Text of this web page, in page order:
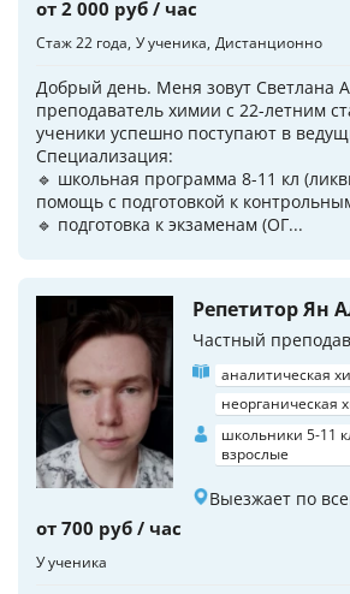
от 2 000 руб / час
Стаж 22 года У ученика Дистанционно
Добрый день. Меня зовут Светлана
преподаватель химии с 22-летним
ученики успешно поступают в
Специализация:
🔹 школьная программа 8-11 кл
помощь с подготовкой к
🔹 подготовка к экзаменам (ОГ...
Репетитор Ян
Частный
аналитическая
неорганическая
школьники 5-11
взрослые
Выезжает по
от 700 руб / час
У ученика